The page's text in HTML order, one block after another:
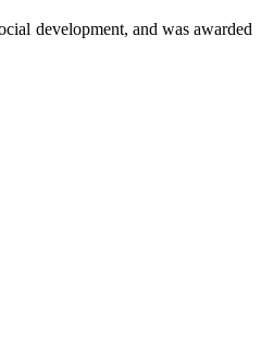
development, and was awarded